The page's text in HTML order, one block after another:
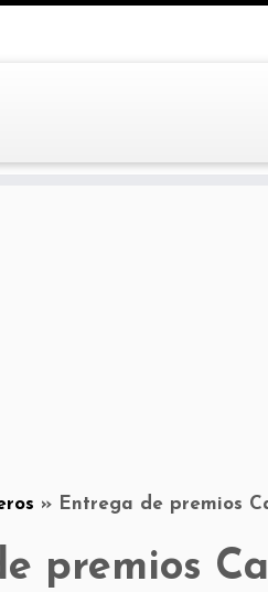
» Entrega de premios
premios